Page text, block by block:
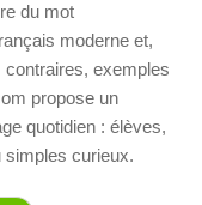
du mot
moderne et,
contraires, exemples
propose un
quotidien : élèves,
simples curieux.